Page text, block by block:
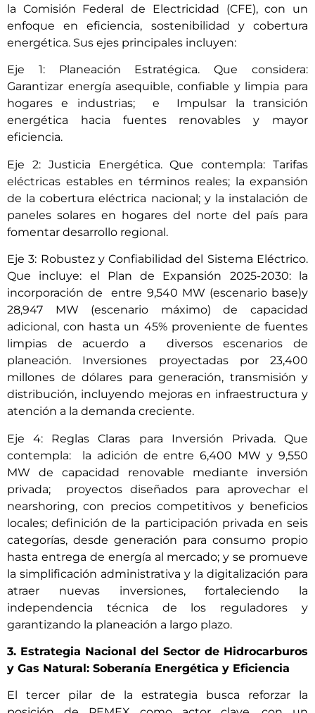
la Comisión Federal de Electricidad (CFE), con un
enfoque en eficiencia, sostenibilidad y cobertura
energética. Sus ejes principales incluyen:
Eje 1: Planeación Estratégica. Que considera:
Garantizar energía asequible, confiable y limpia para
hogares e industrias; e Impulsar la transición
energética hacia fuentes renovables y mayor
eficiencia.
Eje 2: Justicia Energética. Que contempla: Tarifas
eléctricas estables en términos reales; la expansión
de la cobertura eléctrica nacional; y la instalación de
paneles solares en hogares del norte del país para
fomentar desarrollo regional.
Eje 3: Robustez y Confiabilidad del Sistema Eléctrico.
Que incluye: el Plan de Expansión 2025-2030: la
incorporación de entre 9,540 MW (escenario base)y
28,947 MW (escenario máximo) de capacidad
adicional, con hasta un 45% proveniente de fuentes
limpias de acuerdo a diversos escenarios de
planeación. Inversiones proyectadas por 23,400
millones de dólares para generación, transmisión y
distribución, incluyendo mejoras en infraestructura y
atención a la demanda creciente.
Eje 4: Reglas Claras para Inversión Privada. Que
contempla: la adición de entre 6,400 MW y 9,550
MW de capacidad renovable mediante inversión
privada; proyectos diseñados para aprovechar el
nearshoring, con precios competitivos y beneficios
locales; definición de la participación privada en seis
categorías, desde generación para consumo propio
hasta entrega de energía al mercado; y se promueve
la simplificación administrativa y la digitalización para
atraer nuevas inversiones, fortaleciendo la
independencia técnica de los reguladores y
garantizando la planeación a largo plazo.
3. Estrategia Nacional del Sector de Hidrocarburos
y Gas Natural: Soberanía Energética y Eficiencia
El tercer pilar de la estrategia busca reforzar la